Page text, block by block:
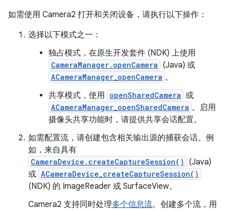
如需使用 Camera2 打开和关闭设备，请执行以下操作：
选择以下模式之一：
独占模式，在原生开发套件 (NDK) 上使用
CameraManager.openCamera (Java) 或
ACameraManager_openCamera 。
共享模式，使用 openSharedCamera 或
ACameraManager_openSharedCamera 。启用
摄像头共享功能时，请提供共享会话配置。
如需配置流，请创建包含相关输出源的捕获会话。例
如，来自具有
CameraDevice.createCaptureSession()
(Java)
或 ACameraDevice_createCaptureSession()
(NDK) 的 ImageReader 或 SurfaceView。
Camera2 支持同时处理多个信息流。创建多个流，用